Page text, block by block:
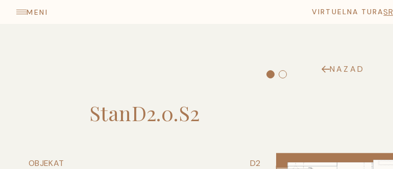
MENI VIRTUELNA TURASR
NAZAD
StanD2.0.S2
OBJEKAT D2